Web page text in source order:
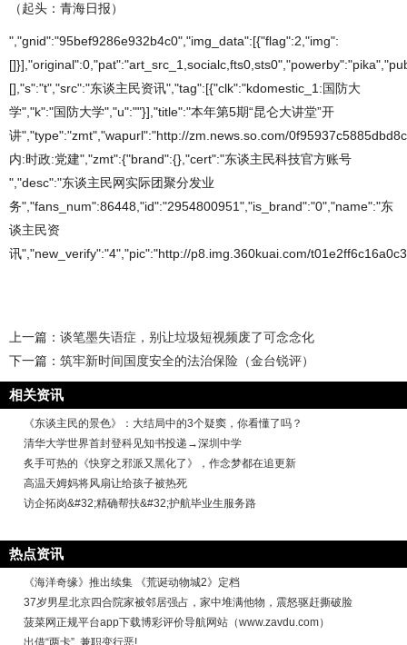
（起头：青海日报）
","gnid":"95bef9286e932b4c0","img_data":[{"flag":2,"img":
[],"s":"t","src":"东谈主民资讯","tag":[{"clk":"kdomestic_1:国防大
学","k":"国防大学","u":""}],"title":"本年第5期“昆仑大讲堂”开
讲","type":"zmt","wapurl":"http://zm.news.so.com/
内:时政:党建","zmt":{"brand":{},"cert":"东谈主民科技官方账号
","desc":"东谈主民网实际团聚分发业
务","fans_num":86448,"id":"2954800951","is_brand":"0","name":"东
谈主民资
讯","new_verify":"4","pic":"http://p8.img.360kuai.com/
上一篇： 谈笔墨失语症，别让垃圾短视频废了可念念化
下一篇： 筑牢新时间国度安全的法治保险（金台锐评）
相关资讯
《东谈主民的景色》：大结局中的3个疑窦，你看懂了吗？
清华大学世界首封登科见知书投递→深圳中学
炙手可热的《快穿之邪派又黑化了》，作念梦都在追更新
高温天姆妈将风扇让给孩子被热死
访企拓岗&#32;精确帮扶&#32;护航毕业生服务路
热点资讯
《海洋奇缘》推出续集 《荒诞动物城2》定档
37岁男星北京四合院家被邻居强占，家中堆满他物，震怒驱赶撕破脸
菠菜网正规平台app下载博彩评价导航网站（www.zavdu.com）
出借“两卡”, 兼职变行恶!